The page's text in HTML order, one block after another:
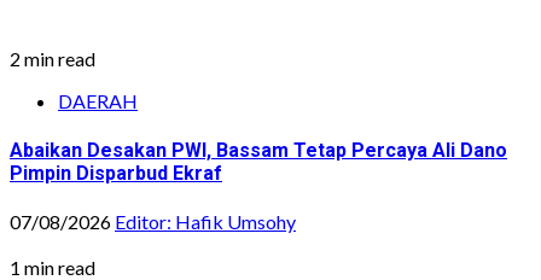
2 min read
DAERAH
Abaikan Desakan PWI, Bassam Tetap Percaya Ali Dano
Pimpin Disparbud Ekraf
07/08/2026 Editor: Hafik Umsohy
1 min read